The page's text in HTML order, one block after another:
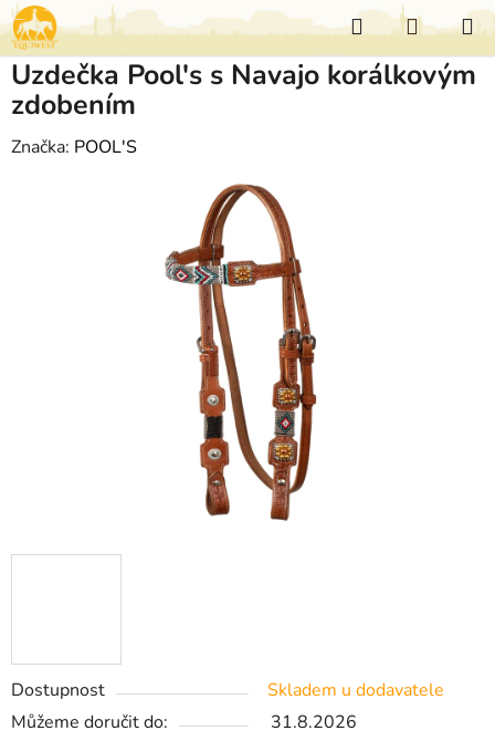
Přejít
na
obsah
Hledat
KOŠÍK
Dostupnost
Skladem u dodavatele
Můžeme doručit do:
31.8.2026
Uzdečka Pool's s Navajo korálkovým
zdobením
Značka: POOL'S